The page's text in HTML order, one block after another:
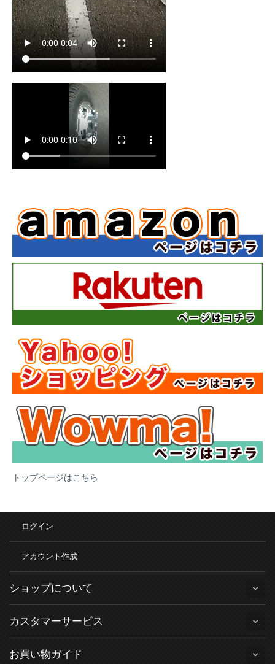
トップページはこちら
ログイン
アカウント作成
ショップについて
カスタマーサービス
お買い物ガイド